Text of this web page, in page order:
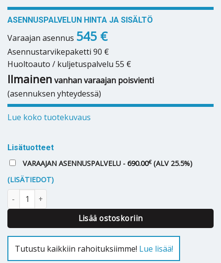
ASENNUSPALVELUN HINTA JA SISÄLTÖ
Varaajan asennus 545 €
Asennustarvikepaketti 90 €
Huoltoauto / kuljetuspalvelu 55 €
Ilmainen vanhan varaajan poisvienti
(asennuksen yhteydessä)
Lue koko tuotekuvaus
Lisätuotteet
VARAAJAN ASENNUSPALVELU - 690.00€ (ALV 25.5%)
(LISÄTIEDOT)
Lämminvesivaraaja Nibe Compact C-200 rst määrä
Lisää ostoskoriin
Tutustu kaikkiin rahoituksiimme! Lue lisää!